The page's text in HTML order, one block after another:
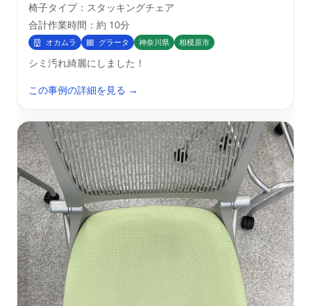
椅子タイプ：スタッキングチェア
合計作業時間：約 10分
オカムラ グラータ 神奈川県 相模原市
シミ汚れ綺麗にしました！
この事例の詳細を見る →